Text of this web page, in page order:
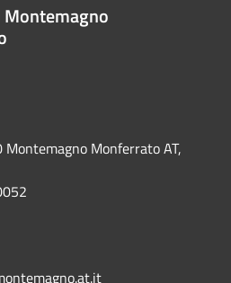
Montemagno
Monferrato AT,